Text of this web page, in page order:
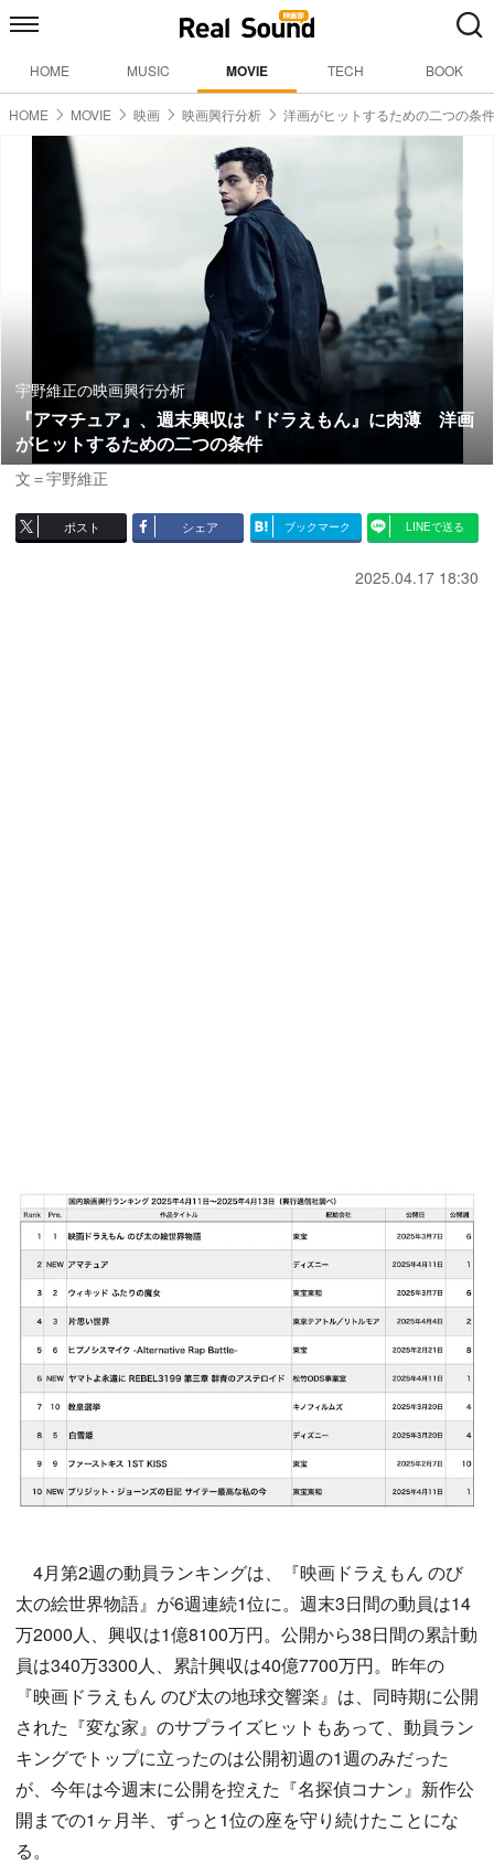
HOME MUSIC MOVIE TECH BOOK
HOME MOVIE 映画 映画興行分析 洋画がヒットするための二つの条件
宇野維正の映画興行分析
『アマチュア』、週末興収は『ドラえもん』に肉薄 洋画
がヒットするための二つの条件
文＝宇野維正
ポスト シェア ブックマーク LINEで送る
2025.04.17 18:30
4月第2週の動員ランキングは、『映画ドラえもん のび
太の絵世界物語』が6週連続1位に。週末3日間の動員は14
万2000人、興収は1億8100万円。公開から38日間の累計動
員は340万3300人、累計興収は40億7700万円。昨年の
『映画ドラえもん のび太の地球交響楽』は、同時期に公開
された『変な家』のサプライズヒットもあって、動員ラン
キングでトップに立ったのは公開初週の1週のみだった
が、今年は今週末に公開を控えた『名探偵コナン』新作公
開までの1ヶ月半、ずっと1位の座を守り続けたことにな
る。